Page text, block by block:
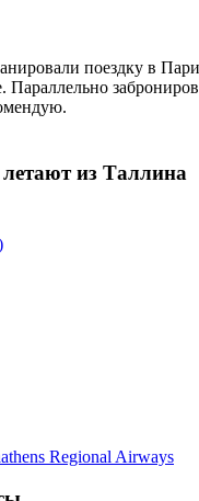
поездку в
из Таллина
Regional Airways